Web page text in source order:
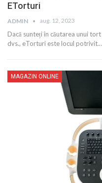
ETorturi
ADMIN aug. 12, 2023
Dacă sunteți în căutarea unui
dvs., eTorturi este locul
MAGAZIN ONLINE